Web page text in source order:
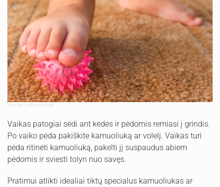
Victoria 1 | Shutterstock
Vaikas patogiai sėdi ant kėdės ir pėdomis remiasi į grindis.
Po vaiko pėda pakiškite kamuoliuką ar volelį. Vaikas turi
pėda ritinėti kamuoliuką, pakelti jį suspaudus abiem
pėdomis ir sviesti tolyn nuo savęs.
Pratimui atlikti idealiai tiktų specialus kamuoliukas ar